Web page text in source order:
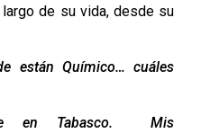
de su vida, desde su
están Químico… cuáles
en Tabasco. Mis